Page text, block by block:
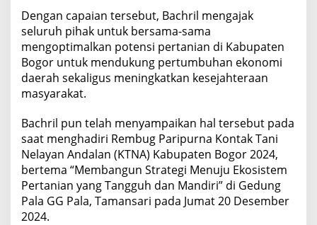
Dengan capaian tersebut, Bachril mengajak
seluruh pihak untuk bersama-sama
mengoptimalkan potensi pertanian di Kabupaten
Bogor untuk mendukung pertumbuhan ekonomi
daerah sekaligus meningkatkan kesejahteraan
masyarakat.
Bachril pun telah menyampaikan hal tersebut pada
saat menghadiri Rembug Paripurna Kontak Tani
Nelayan Andalan (KTNA) Kabupaten Bogor 2024,
bertema “Membangun Strategi Menuju Ekosistem
Pertanian yang Tangguh dan Mandiri” di Gedung
Pala GG Pala, Tamansari pada Jumat 20 Desember
2024.